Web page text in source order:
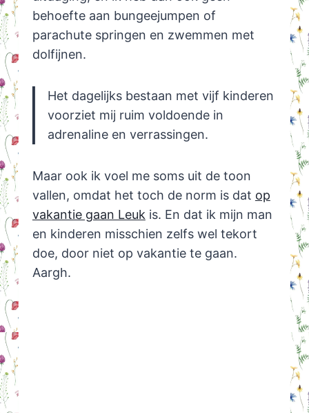
behoefte aan bungeejumpen of
parachute springen en zwemmen met
dolfijnen.
Het dagelijks bestaan met vijf kinderen
voorziet mij ruim voldoende in
adrenaline en verrassingen.
Maar ook ik voel me soms uit de toon
vallen, omdat het toch de norm is dat op
vakantie gaan Leuk is. En dat ik mijn man
en kinderen misschien zelfs wel tekort
doe, door niet op vakantie te gaan.
Aargh.